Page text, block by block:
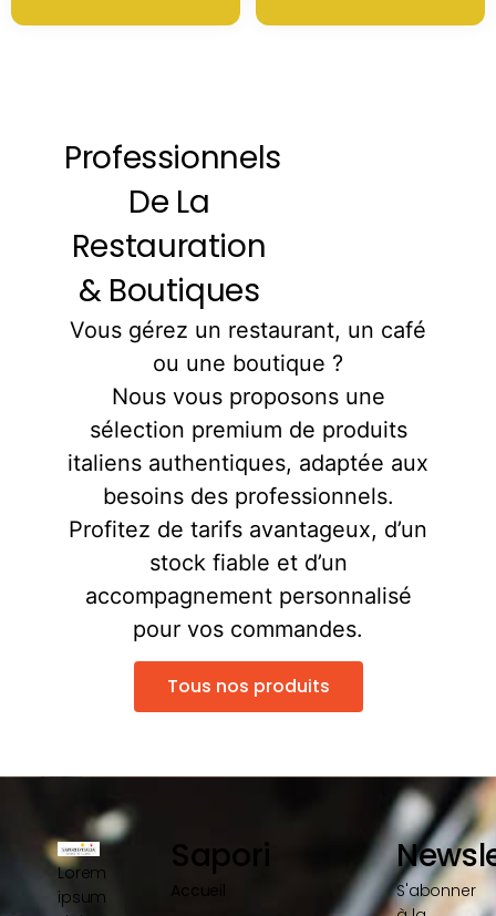
Professionnels
De La
Restauration
& Boutiques
Vous gérez un restaurant, un café
ou une boutique ?
Nous vous proposons une
sélection premium de produits
italiens authentiques, adaptée aux
besoins des professionnels.
Profitez de tarifs avantageux, d’un
stock fiable et d’un
accompagnement personnalisé
pour vos commandes.
Tous nos produits
Lorem
ipsum
Sapori
Accueil
S'abonner